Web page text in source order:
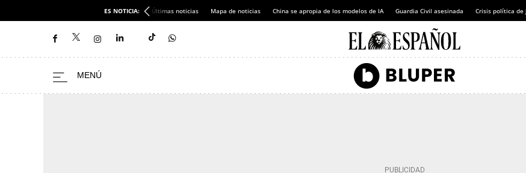
ES NOTICIA: Últimas noticias Mapa de noticias China se apropia de los modelos de IA Guardia Civil asesinada Crisis política de